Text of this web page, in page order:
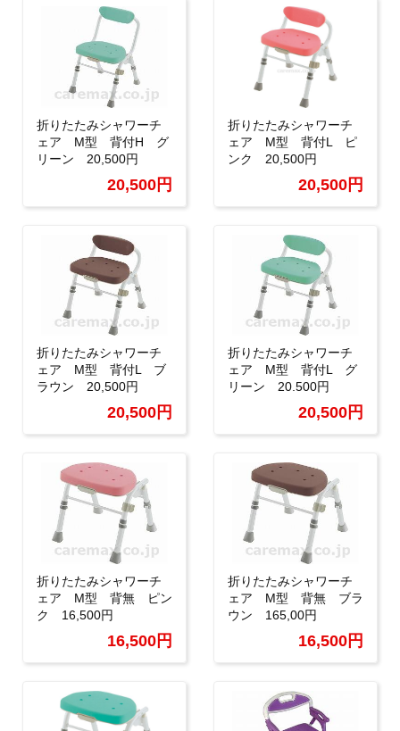
折りたたみシャワーチ
ェア M型 背付H グ
リーン 20,500円
20,500円
折りたたみシャワーチ
ェア M型 背付L ピ
ンク 20,500円
20,500円
折りたたみシャワーチ
ェア M型 背付L ブ
ラウン 20,500円
20,500円
折りたたみシャワーチ
ェア M型 背付L グ
リーン 20.500円
20,500円
折りたたみシャワーチ
ェア M型 背無 ピン
ク 16,500円
16,500円
折りたたみシャワーチ
ェア M型 背無 ブラ
ウン 165,00円
16,500円